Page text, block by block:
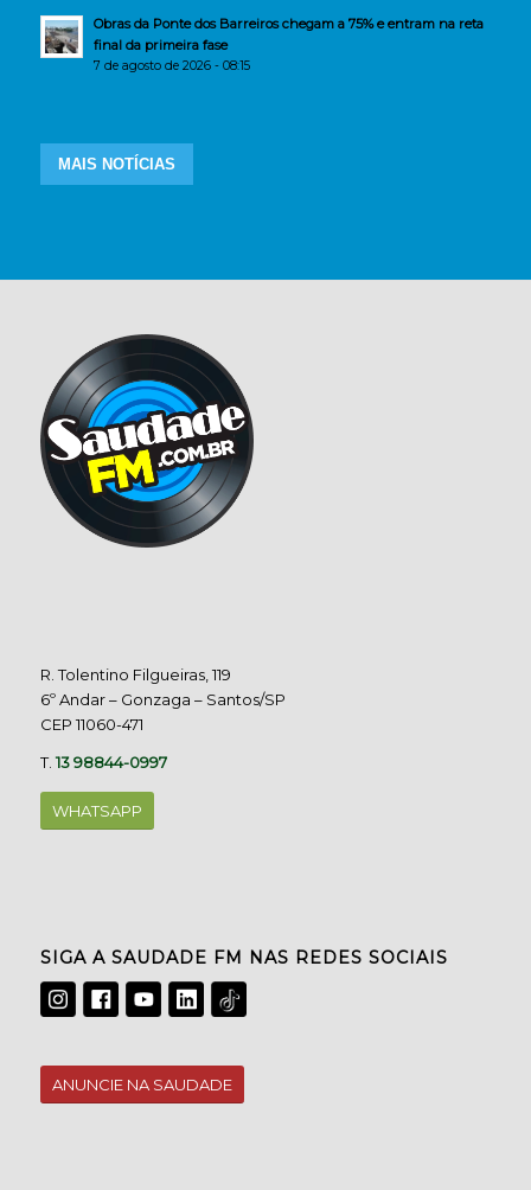
Obras da Ponte dos Barreiros chegam a 75% e entram na reta
final da primeira fase
7 de agosto de 2026 - 08:15
MAIS NOTÍCIAS
R. Tolentino Filgueiras, 119
6º Andar – Gonzaga – Santos/SP
CEP 11060-471
T.13 98844-0997
WHATSAPP
SIGA A SAUDADE FM NAS REDES SOCIAIS
ANUNCIE NA SAUDADE